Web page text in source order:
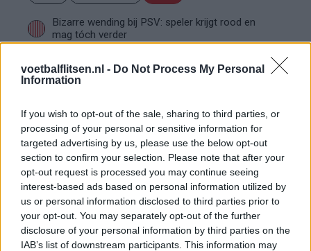
voetbalflitsen.nl - Do Not Process My Personal
Information
If you wish to opt-out of the sale, sharing to third parties, or
processing of your personal or sensitive information for
targeted advertising by us, please use the below opt-out
section to confirm your selection. Please note that after your
opt-out request is processed you may continue seeing
interest-based ads based on personal information utilized by
us or personal information disclosed to third parties prior to
your opt-out. You may separately opt-out of the further
disclosure of your personal information by third parties on the
IAB’s list of downstream participants. This information may
Bizarre wending bij PSV: speler krijgt rood en
mag tóch verder
Hoe Mijnans past in de PSV-structuur
PSV begint voorbereiding met gelijkspel: zo ziet
de route naar het nieuwe seizoen eruit
Zo overtuigde PSV Sven Mijnans en bleef Ajax
met lege handen achter
Video gaat viraal: Peter Bosz kapt interview na
Oranje-vragen abrupt af